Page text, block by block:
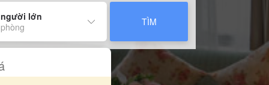
lớn
TÌM